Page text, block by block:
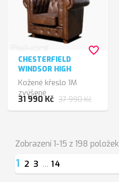
CHESTERFIELD
WINDSOR HIGH
Kožené křeslo 1M
zvýšené
31 990 Kč 37 990 Kč
favorite_border
Zobrazení 1-15 z 198 položek
1 2 3 … 14